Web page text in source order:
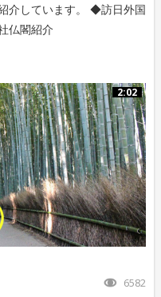
介しています。 ◆訪日外国
仏閣紹介
2:02
6582